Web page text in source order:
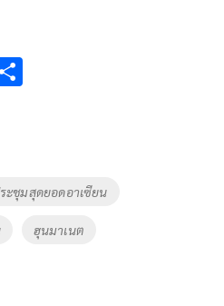
ะชุมสุดยอดอาเซียน
ฮุนมาเนต